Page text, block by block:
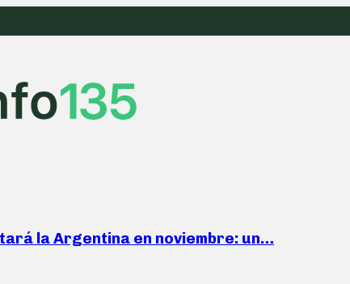
la Argentina en noviembre: un…